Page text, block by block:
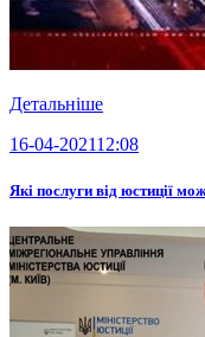
Детальніше
16-04-202112:08
Які послуги від юстиції